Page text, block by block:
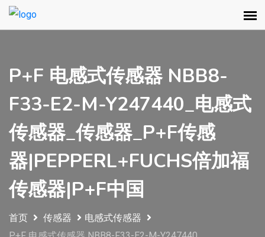
P+F 电感式传感器 NBB8-
F33-E2-M-Y247440_电感式
传感器_传感器_P+F传感
器|PEPPERL+FUCHS倍加福
传感器|P+F中国
首页 传感器
电感式传感器